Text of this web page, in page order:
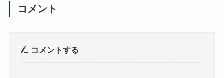
コメント
コメントする